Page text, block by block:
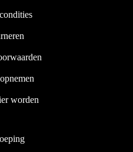
worden